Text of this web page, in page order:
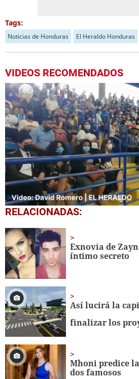
Tags:
Noticias de Honduras El Heraldo Honduras
VIDEOS RECOMENDADOS
0
seconds
1
minute,
11
seconds
RELACIONADAS:
Exnovia de
íntimo secreto
Así lucirá la
finalizar los
Mhoni predice
dos famosos